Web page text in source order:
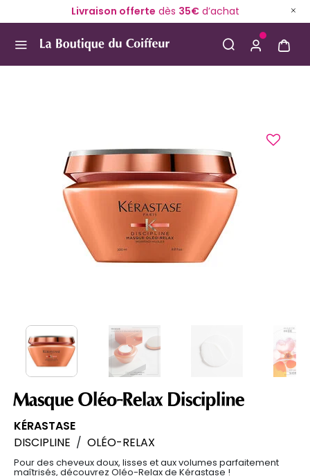
Livraison offerte dès 35€d’achat
Masque Oléo-Relax Discipline
KÉRASTASE
DISCIPLINE / OLÉO-RELAX
Pour des cheveux doux, lisses et aux volumes parfaitement
maîtrisés, découvrez Oléo-Relax de Kérastase !